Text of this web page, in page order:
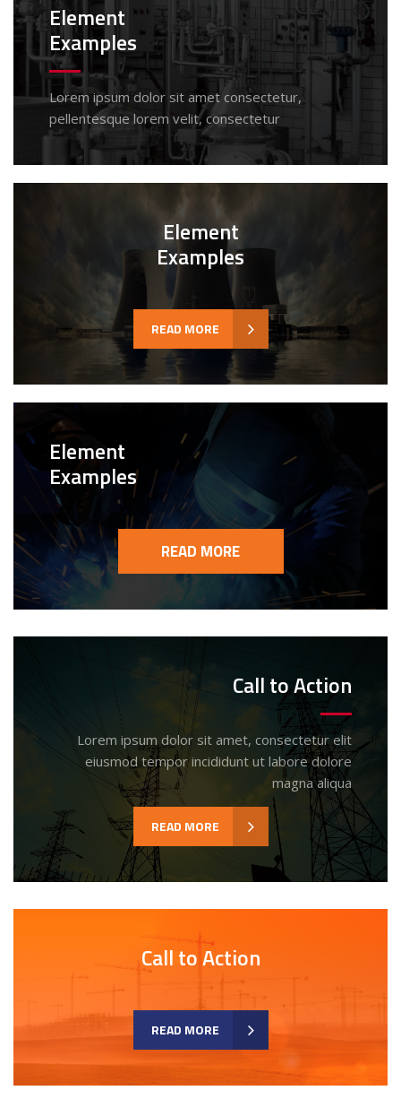
Element
Examples
Lorem ipsum dolor sit amet consectetur,
pellentesque lorem velit, consectetur
Element
Examples
READ MORE
Element
Examples
READ MORE
Call to Action
Lorem ipsum dolor sit amet, consectetur elit
eiusmod tempor incididunt ut labore dolore
magna aliqua
READ MORE
Call to Action
READ MORE